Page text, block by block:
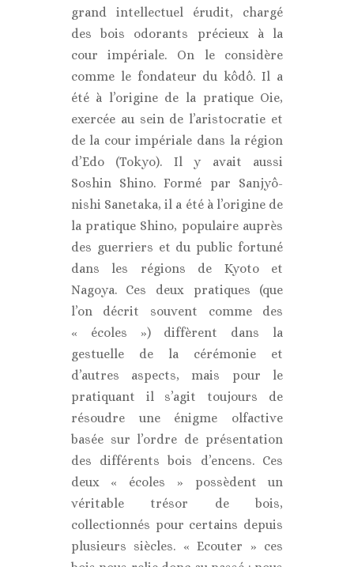
grand intellectuel érudit, chargé
des bois odorants précieux à la
cour impériale. On le considère
comme le fondateur du kôdô. Il a
été à l’origine de la pratique Oie,
exercée au sein de l’aristocratie et
de la cour impériale dans la région
d’Edo (Tokyo). Il y avait aussi
Soshin Shino. Formé par Sanjyô-
nishi Sanetaka, il a été à l’origine de
la pratique Shino, populaire auprès
des guerriers et du public fortuné
dans les régions de Kyoto et
Nagoya. Ces deux pratiques (que
l’on décrit souvent comme des
« écoles ») diffèrent dans la
gestuelle de la cérémonie et
d’autres aspects, mais pour le
pratiquant il s’agit toujours de
résoudre une énigme olfactive
basée sur l’ordre de présentation
des différents bois d’encens. Ces
deux « écoles » possèdent un
véritable trésor de bois,
collectionnés pour certains depuis
plusieurs siècles. « Ecouter » ces